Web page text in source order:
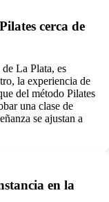
cerca de
La Plata, es
la experiencia de
del método Pilates
una clase de
se ajustan a
en la